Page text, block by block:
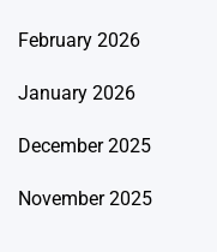
February 2026
January 2026
December 2025
November 2025